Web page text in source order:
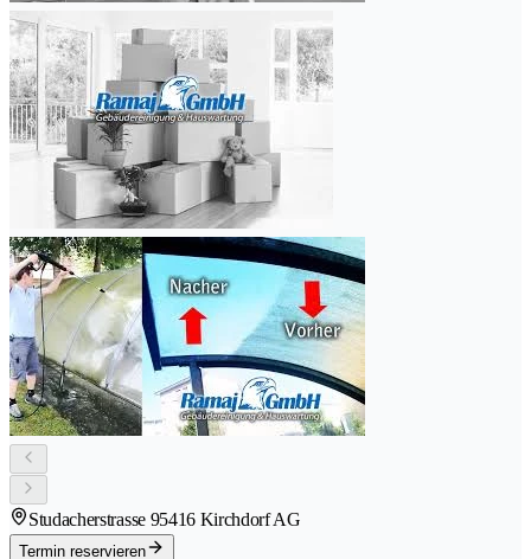
Studacherstrasse 95416 Kirchdorf AG
Termin reservieren